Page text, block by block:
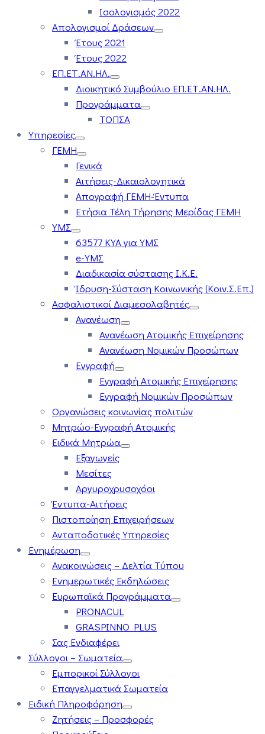
Ισολογισμός 2022
Απολογισμοί Δράσεων
Έτους 2021
Έτους 2022
ΕΠ.ΕΤ.ΑΝ.ΗΛ.
Διοικητικό Συμβούλιο ΕΠ.ΕΤ.ΑΝ.ΗΛ.
Προγράμματα
ΤΟΠΣΑ
Υπηρεσίες
ΓΕΜΗ
Γενικά
Αιτήσεις-Δικαιολογητικά
Απογραφή ΓΕΜΗ-Έντυπα
Ετήσια Τέλη Τήρησης Μερίδας ΓΕΜΗ
ΥΜΣ
63577 ΚΥΑ για ΥΜΣ
e-ΥΜΣ
Διαδικασία σύστασης Ι.Κ.Ε.
Ίδρυση-Σύσταση Κοινωνικής (Κοιν.Σ.Επ.)
Ασφαλιστικοί Διαμεσολαβητές
Ανανέωση
Ανανέωση Ατομικής Επιχείρησης
Ανανέωση Νομικών Προσώπων
Εγγραφή
Εγγραφή Ατομικής Επιχείρησης
Εγγραφή Νομικών Προσώπων
Οργανώσεις κοινωνίας πολιτών
Μητρώο-Εγγραφή Ατομικής
Ειδικά Μητρώα
Εξαγωγείς
Μεσίτες
Αργυροχρυσοχόοι
Έντυπα-Αιτήσεις
Πιστοποίηση Επιχειρήσεων
Ανταποδοτικές Υπηρεσίες
Ενημέρωση
Ανακοινώσεις – Δελτία Τύπου
Ενημερωτικές Εκδηλώσεις
Ευρωπαϊκά Προγράμματα
PRONACUL
GRASPINNO PLUS
Σας Ενδιαφέρει
Σύλλογοι – Σωματεία
Εμπορικοί Σύλλογοι
Επαγγελματικά Σωματεία
Ειδική Πληροφόρηση
Ζητήσεις – Προσφορές